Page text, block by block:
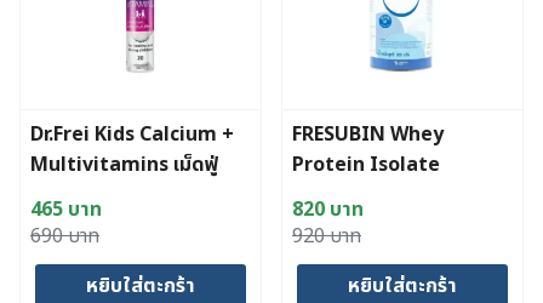
Dr.Frei Kids Calcium +
Multivitamins เม็ดฟู่
แคลเซียมผสมวิตามินรวม
13 ชนิดสำหรับเด็ก
690บาท
Original
price
465 บาท
Current
price
หยิบใส่ตะกร้า
FRESUBIN Whey
Protein Isolate
Powder (300 g.)
920บาท
Original
price
820 บาท
Current
price
หยิบใส่ตะกร้า